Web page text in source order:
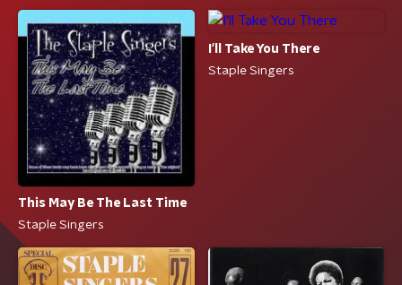
This May Be The Last Time
Staple Singers
I'll Take You There
Staple Singers